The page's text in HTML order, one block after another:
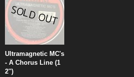
Ultramagnetic MC's
- A Chorus Line (1
2'')